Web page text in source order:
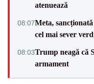
atenuează
08:07Meta,
cel mai sever
08:03Trump neagă că
armament